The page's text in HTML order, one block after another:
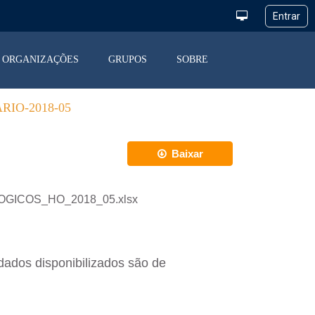
ORGANIZAÇÕES GRUPOS SOBRE
2018-05
Baixar
disponibilizados são de